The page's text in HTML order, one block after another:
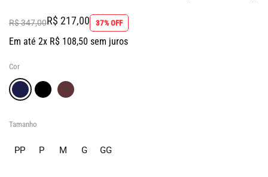
R$ 347,00R$ 217,00 37% OFF
Em até 2x R$ 108,50 sem juros
Cor
Tamanho
PP P M G GG